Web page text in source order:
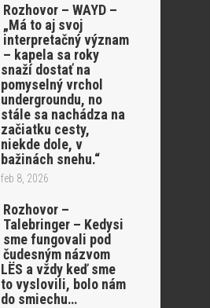
Rozhovor – WAYD –
„Má to aj svoj
interpretačný význam
– kapela sa roky
snaží dostať na
pomyselný vrchol
undergroundu, no
stále sa nachádza na
začiatku cesty,
niekde dole, v
bažinách snehu.“
feb 8, 2026
Rozhovor –
Talebringer – Kedysi
sme fungovali pod
čudesným názvom
LËS a vždy keď sme
to vyslovili, bolo nám
do smiechu…